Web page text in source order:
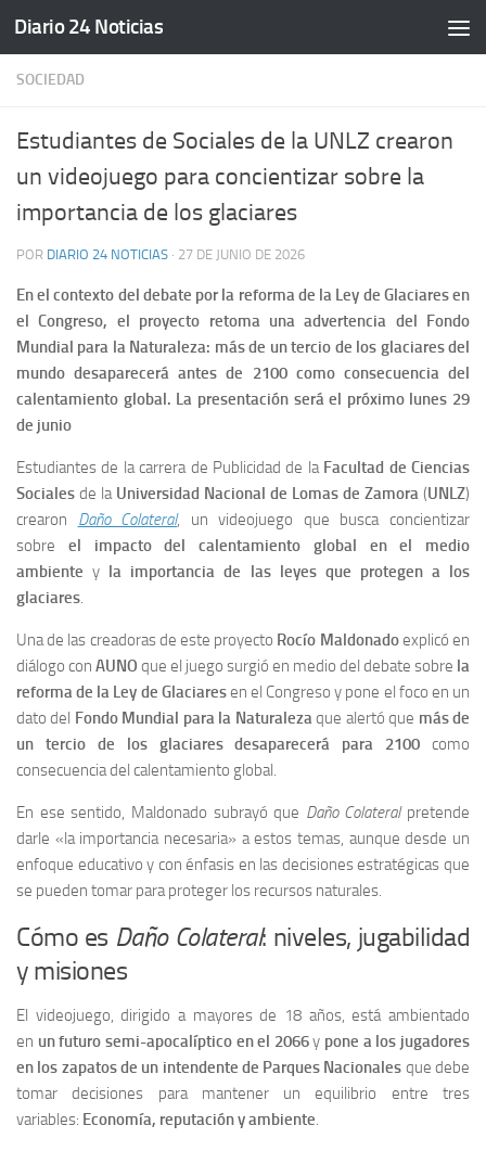
Saltar al contenido
Diario 24 Noticias
SOCIEDAD
Estudiantes de Sociales de la UNLZ crearon
un videojuego para concientizar sobre la
importancia de los glaciares
POR DIARIO 24 NOTICIAS · 27 DE JUNIO DE 2026
En el contexto del debate por la reforma de la Ley de Glaciares en
el Congreso, el proyecto retoma una advertencia del Fondo
Mundial para la Naturaleza: más de un tercio de los glaciares del
mundo desaparecerá antes de 2100 como consecuencia del
calentamiento global. La presentación será el próximo lunes 29
de junio
Estudiantes de la carrera de Publicidad de la Facultad de Ciencias
Sociales de la Universidad Nacional de Lomas de Zamora (UNLZ)
crearon Daño Colateral, un videojuego que busca concientizar
sobre el impacto del calentamiento global en el medio
ambiente y la importancia de las leyes que protegen a los
glaciares.
Una de las creadoras de este proyecto Rocío Maldonadoexplicó en
diálogo con AUNO que el juego surgió en medio del debate sobre la
reforma de la Ley de Glaciaresen el Congreso y pone el foco en un
dato del Fondo Mundial para la Naturalezaque alertó que más de
un tercio de los glaciares desaparecerá para 2100 como
consecuencia del calentamiento global.
En ese sentido, Maldonado subrayó que Daño Colateralpretende
darle «la importancia necesaria» a estos temas, aunque desde un
enfoque educativo y con énfasis en las decisiones estratégicas que
se pueden tomar para proteger los recursos naturales.
Cómo es Daño Colateral: niveles, jugabilidad
y misiones
El videojuego, dirigido a mayores de 18 años, está ambientado
en un futuro semi-apocalíptico en el 2066y pone a los jugadores
en los zapatos de un intendente de Parques Nacionales que debe
tomar decisiones para mantener un equilibrio entre tres
variables: Economía, reputación y ambiente.